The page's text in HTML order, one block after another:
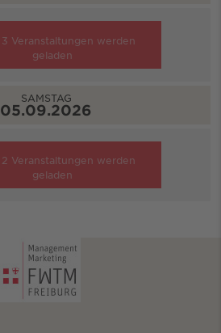
3 Veranstaltungen werden
geladen
SAMSTAG
05.09.2026
2 Veranstaltungen werden
geladen